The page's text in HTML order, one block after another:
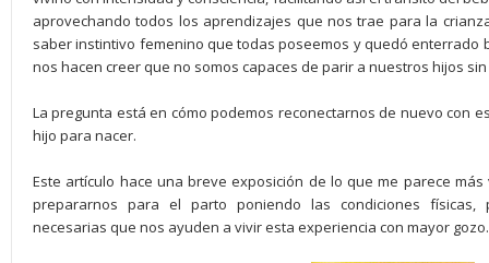
aprovechando todos los aprendizajes que nos trae para la
saber instintivo femenino que todas poseemos y quedó enterrado
nos hacen creer que no somos capaces de parir a nuestros hijos
La pregunta está en cómo podemos reconectarnos de nuevo con
hijo para nacer.
Este artículo hace una breve exposición de lo que me parece
prepararnos para el parto poniendo las condiciones físicas,
necesarias que nos ayuden a vivir esta experiencia con mayor gozo.